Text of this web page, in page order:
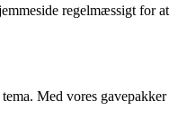
regelmæssigt for at
Med vores gavepakker